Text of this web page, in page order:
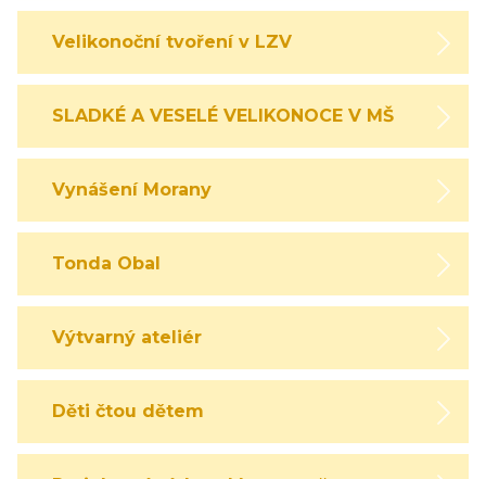
Velikonoční tvoření v LZV
SLADKÉ A VESELÉ VELIKONOCE V MŠ
Vynášení Morany
Tonda Obal
Výtvarný ateliér
Děti čtou dětem